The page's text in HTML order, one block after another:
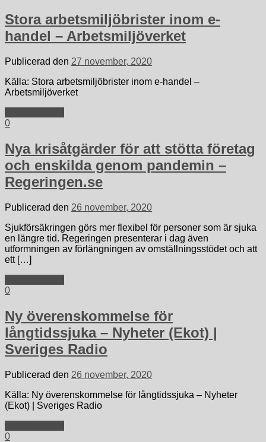
Stora arbetsmiljöbrister inom e-
handel – Arbetsmiljöverket
Publicerad den 27 november, 2020
Källa: Stora arbetsmiljöbrister inom e-handel –
Arbetsmiljöverket
0
Nya krisåtgärder för att stötta företag
och enskilda genom pandemin –
Regeringen.se
Publicerad den 26 november, 2020
Sjukförsäkringen görs mer flexibel för personer som är sjuka
en längre tid. Regeringen presenterar i dag även
utformningen av förlängningen av omställningsstödet och att
ett […]
0
Ny överenskommelse för
långtidssjuka – Nyheter (Ekot) |
Sveriges Radio
Publicerad den 26 november, 2020
Källa: Ny överenskommelse för långtidssjuka – Nyheter
(Ekot) | Sveriges Radio
0